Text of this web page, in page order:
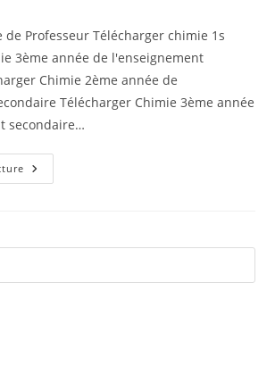
de Professeur Télécharger chimie 1s
3ème année de l'enseignement
Chimie 2ème année de
Télécharger Chimie 3ème année
secondaire…
Livres
Chimie